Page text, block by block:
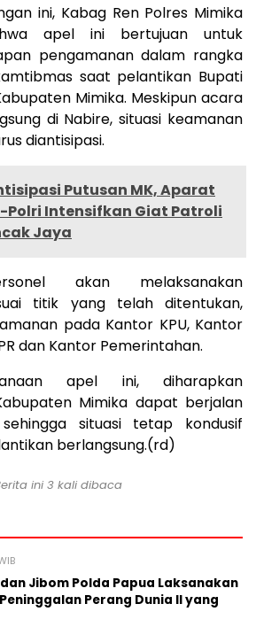
ini, Kabag Ren Polres Mimika
apel ini bertujuan untuk
pengamanan dalam rangka
saat pelantikan Bupati
Mimika. Meskipun acara
di Nabire, situasi keamanan
diantisipasi.
Putusan MK, Aparat
Polri Intensifkan Giat Patroli
Jaya
akan melaksanakan
titik yang telah ditentukan,
pada Kantor KPU, Kantor
dan Kantor Pemerintahan.
apel ini, diharapkan
Mimika dapat berjalan
situasi tetap kondusif
berlangsung.(rd)
ini 3 kali dibaca
Jibom Polda Papua Laksanakan
Perang Dunia II yang